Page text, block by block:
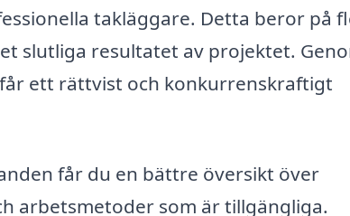
takläggare. Detta beror på
slutliga resultatet av projektet.
ett rättvist och konkurrenskraftigt
får du en bättre översikt över
arbetsmetoder som är tillgängliga.